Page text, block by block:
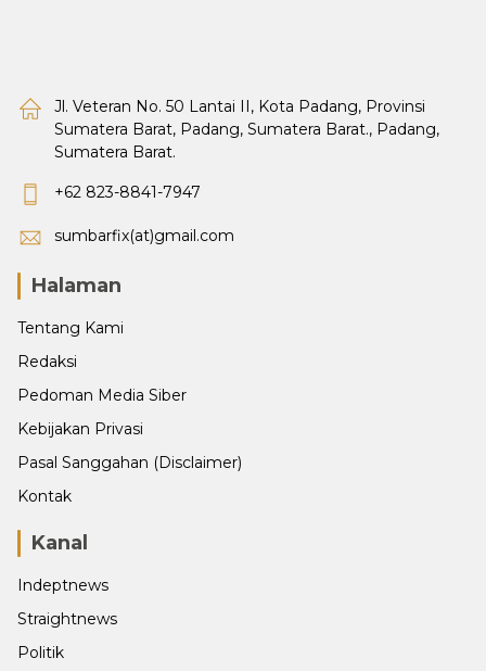
Jl. Veteran No. 50 Lantai II, Kota Padang, Provinsi
Sumatera Barat, Padang, Sumatera Barat., Padang,
Sumatera Barat.
+62 823-8841-7947
sumbarfix(at)gmail.com
Halaman
Tentang Kami
Redaksi
Pedoman Media Siber
Kebijakan Privasi
Pasal Sanggahan (Disclaimer)
Kontak
Kanal
Indeptnews
Straightnews
Politik